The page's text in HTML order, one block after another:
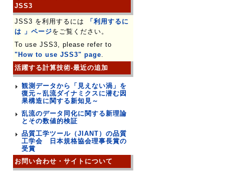
JSS3
JSS3 を利用するには
「利用するに
は 」ページをご覧ください。
To use JSS3, please refer to
"How to use JSS3" page.
活躍する計算技術-最近の追加
観測データから「見えない渦」を
復元～乱流ダイナミクスに潜む因
果構造に関する新知見～
乱流のデータ同化に関する新理論
とその数値的検証
品質工学ツール（JIANT）の品質
工学会 日本規格協会理事長賞の
受賞
お問い合わせ・サイトについて